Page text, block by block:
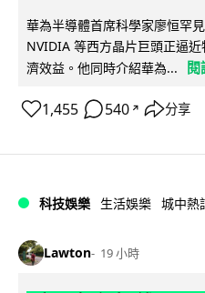
華為半導體首席科學家廖恒罕
NVIDIA 等西方晶片巨頭正逼
濟效益。他同時介紹華為...
1,455 540 ↗ 分享
科技娛樂 生活娛樂 城中熱
Lawton 19 小時